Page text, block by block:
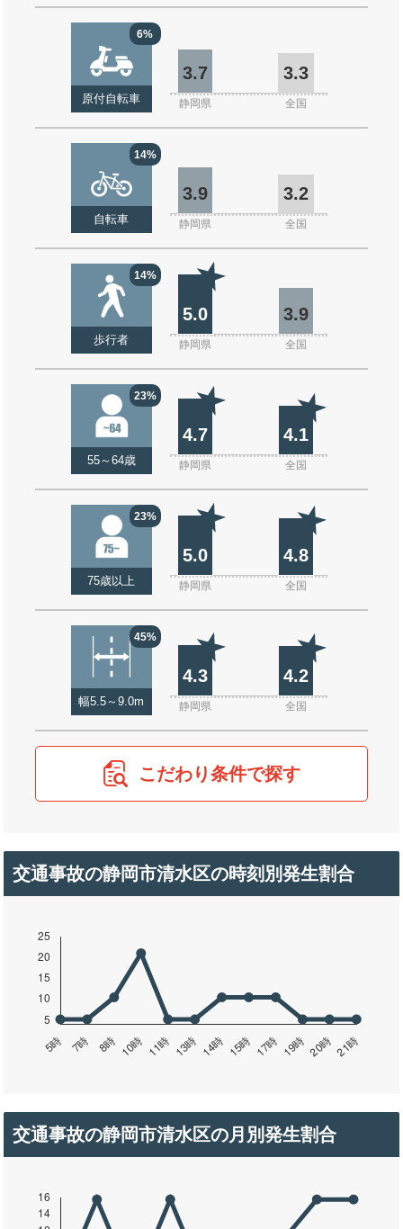
6%
原付自転車
3.7 3.3
静岡県 全国
14%
自転車
3.9 3.2
静岡県 全国
14%
歩行者
5.0 3.9
静岡県 全国
23%
55～64歳
4.7 4.1
静岡県 全国
23%
75歳以上
5.0 4.8
静岡県 全国
45%
幅5.5～9.0m
4.3 4.2
静岡県 全国
こだわり条件で探す
交通事故の静岡市清水区の時刻別発生割合
交通事故の静岡市清水区の月別発生割合